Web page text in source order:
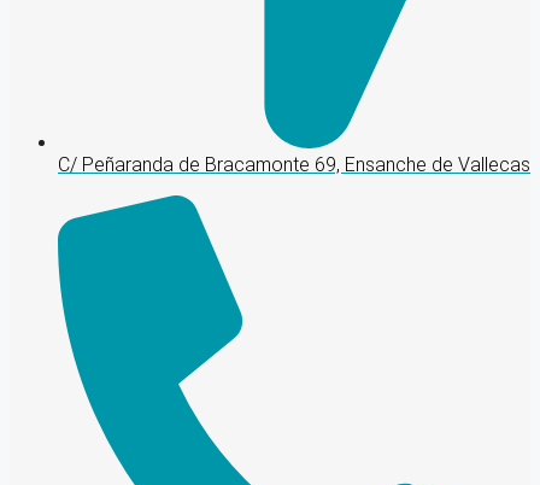
C/ Peñaranda de Bracamonte 69, Ensanche de Vallecas